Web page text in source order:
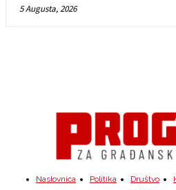
5 Augusta, 2026
Naslovnica Politika Društvo